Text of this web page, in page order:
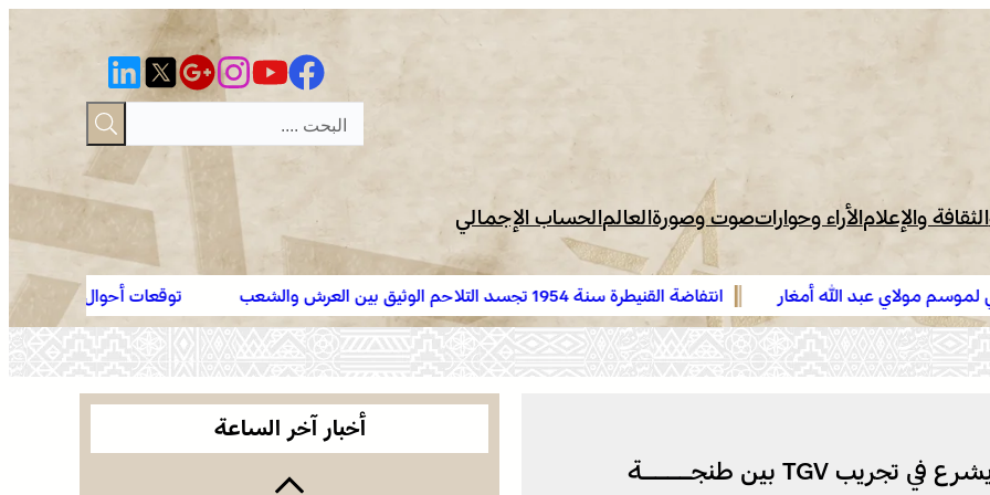
الثقافة والإعلامالأراء وحواراتصوت وصورةالعالمالحساب الإجمالي
انتفاضة القنيطرة سنة 1954 تجسد التلاحم الوثيق بين العرش والشعب
والوحدة في الإرادة والمصير (الكثيري)
توقعات أحوال الطقس لليوم السبت
الـمكتب الوطني للسكك الحديدية يشرع في تجريب TGV بين طنجــــة
أخبار آخر الساعة
الأمازيغية بعد ربع قرن من خطاب أجدير”.. مهرجان
“تيفاوين” بتافراوت يناقش الحصيلة ورهانات المستقبل
انتفاضة القنيطرة سنة 1954 تجسد التلاحم الوثيق بين
العرش والشعب والوحدة في الإرادة والمصير (الكثيري)